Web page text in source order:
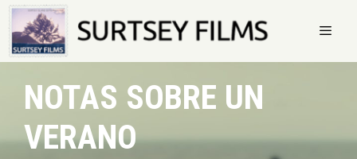
Saltar
al
contenido
NOTAS SOBRE UN
VERANO